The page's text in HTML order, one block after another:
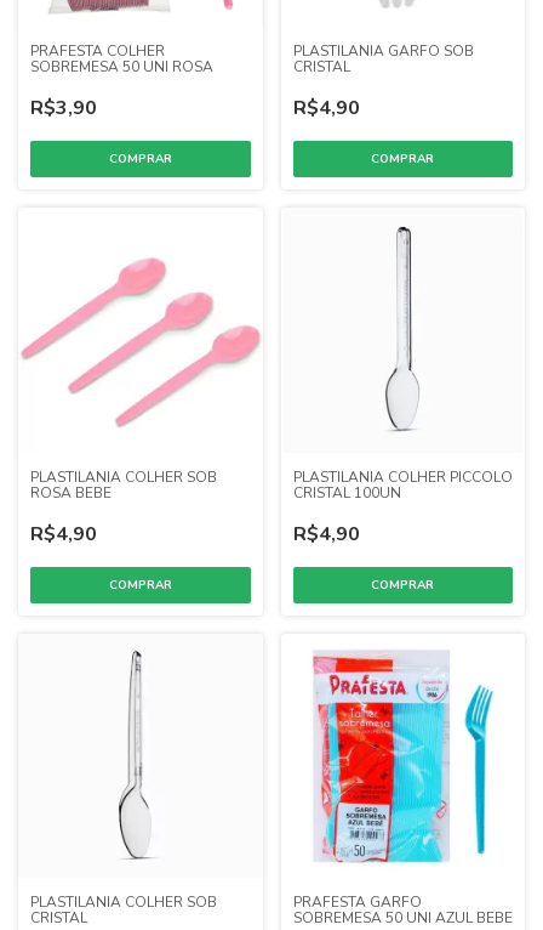
PRAFESTA COLHER
SOBREMESA 50 UNI ROSA
R$3,90
PLASTILANIA GARFO SOB
CRISTAL
R$4,90
PLASTILANIA COLHER SOB
ROSA BEBE
R$4,90
PLASTILANIA COLHER PICCOLO
CRISTAL 100UN
R$4,90
PLASTILANIA COLHER SOB
CRISTAL
PRAFESTA GARFO
SOBREMESA 50 UNI AZUL BEBE